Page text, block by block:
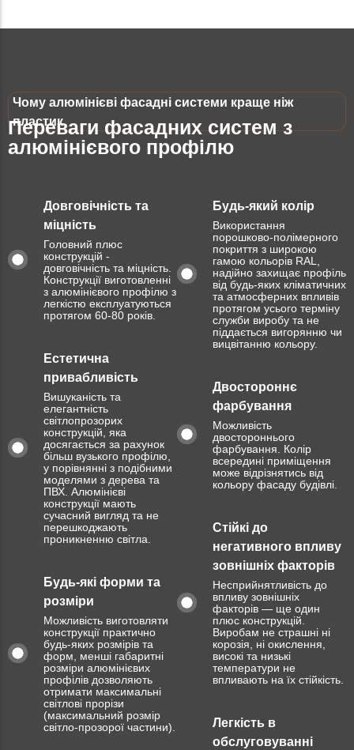
Чому алюмінієві фасадні системи краще ніж
пластик
Переваги фасадних систем з
алюмінієвого профілю
Довговічність та
міцність
Головний плюс
конструкцій -
довговічність та міцність.
Конструкції виготовленні
з алюмінієвого профілю з
легкістю експлуатуються
протягом 60-80 років.
Естетична
привабливість
Вишуканість та
елегантність
світлопрозорих
конструкцій, яка
досягається за рахунок
більш вузького профілю,
у порівнянні з подібними
моделями з дерева та
ПВХ. Алюмінієві
конструкції мають
сучасний вигляд та не
перешкоджають
проникненню світла.
Будь-які форми та
розміри
Можливість виготовляти
конструкції практично
будь-яких розмірів та
форм, менші габаритні
розміри алюмінієвих
профілів дозволяють
отримати максимальні
світлові прорізи
(максимальний розмір
світло-прозорої частини).
Будь-який колір
Використання
порошково-полімерного
покриття з широкою
гамою кольорів RAL,
надійно захищає профіль
від будь-яких кліматичних
та атмосферних впливів
протягом усього терміну
служби виробу та не
піддається вигорянню чи
вицвітанню кольору.
Двостороннє
фарбування
Можливість
двостороннього
фарбування. Колір
всередині приміщення
може відрізнятись від
кольору фасаду будівлі.
Стійкі до
негативного впливу
зовнішніх факторів
Несприйнятливість до
впливу зовнішніх
факторів — ще один
плюс конструкцій.
Виробам не страшні ні
корозія, ні окислення,
високі та низькі
температури не
впливають на їх стійкість.
Легкість в
обслуговуванні